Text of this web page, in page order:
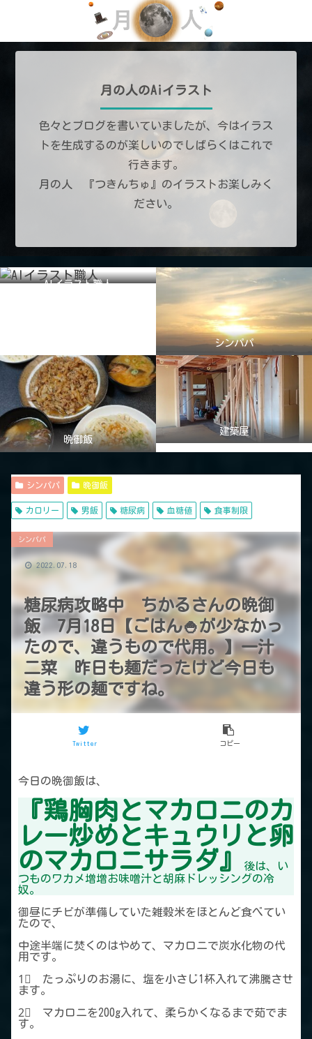
月の人のAiイラスト
色々とブログを書いていましたが、今はイラス
トを生成するのが楽しいのでしばらくはこれで
行きます。
月の人 『つきんちゅ』のイラストお楽しみく
ださい。
AIイラスト職人
シンパパ
晩御飯
建築屋
シンパパ 晩御飯
カロリー 男飯 糖尿病 血糖値 食事制限
糖尿病攻略中 ちかるさんの晩御
飯 7月18日【ごはん🍚が少なかっ
たので、違うもので代用。】一汁
二菜 昨日も麺だったけど今日も
違う形の麺ですね。
シンパパ
Twitter コピー
2022.07.18
今日の晩御飯は、
『鶏胸肉とマカロニのカ
レー炒めとキュウリと卵
のマカロニサラダ』
後は、い
つものワカメ増増お味噌汁と胡麻ドレッシングの冷
奴。
御昼にチビが準備していた雑穀米をほとんど食べてい
たので、
中途半端に焚くのはやめて、マカロニで炭水化物の代
用です。
1⃣ たっぷりのお湯に、塩を小さじ1杯入れて沸騰させ
ます。
2⃣ マカロニを200g入れて、柔らかくなるまで茹でま
す。